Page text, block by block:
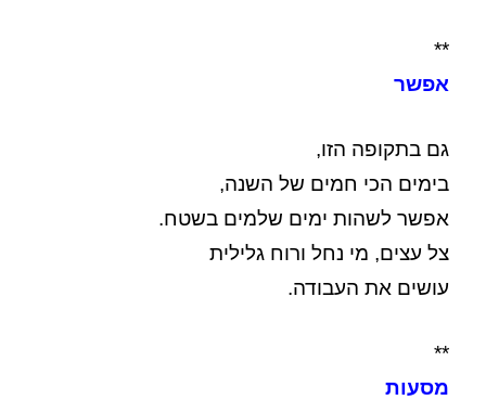
**
אפשר
גם בתקופה הזו,
בימים הכי חמים של השנה,
אפשר לשהות ימים שלמים בשטח.
צל עצים, מי נחל ורוח גלילית
עושים את העבודה.
**
מסעות